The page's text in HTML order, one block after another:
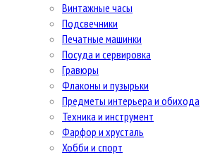
Винтажные часы
Подсвечники
Печатные машинки
Посуда и сервировка
Гравюры
Флаконы и пузырьки
Предметы интерьера и обихода
Техника и инструмент
Фарфор и хрусталь
Хобби и спорт